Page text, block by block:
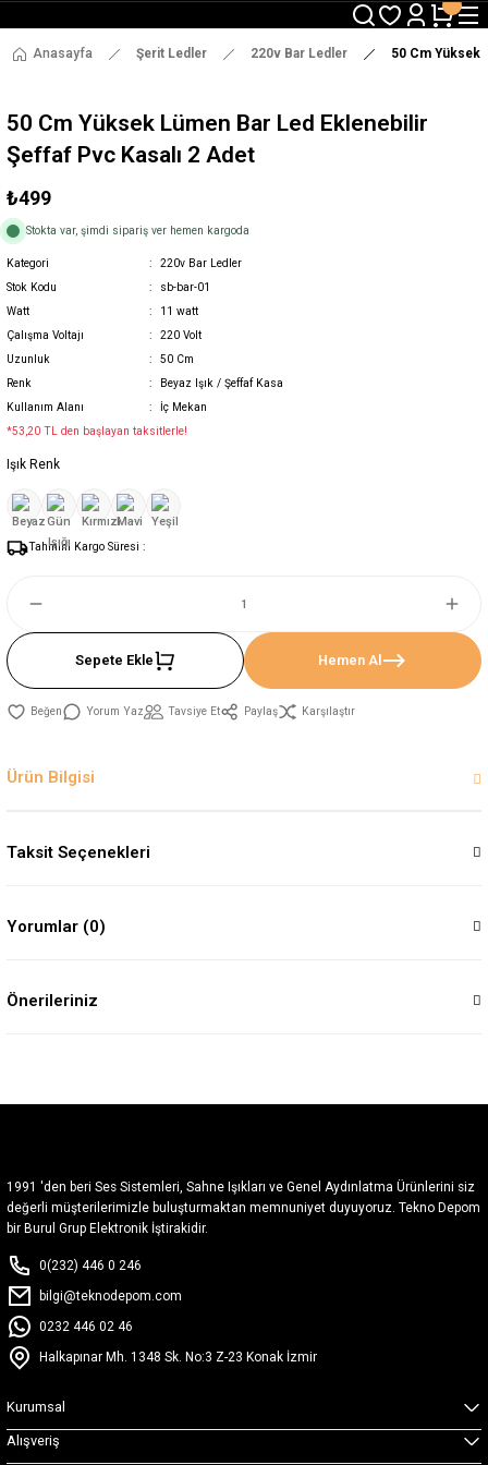
3000 TL ve Üzeri Alışverişlerde Ücretsiz Kargo !
12:00' a Kadar Verilen Siparişlerde Aynı Gün Gönderim !
3000 TL ve Üzeri Alışverişlerde Ücretsiz Kargo !
Anasayfa Şerit Ledler 220v Bar Ledler 50 Cm Yüksek
50 Cm Yüksek Lümen Bar Led Eklenebilir
Şeffaf Pvc Kasalı 2 Adet
₺499
Stokta var, şimdi sipariş ver hemen kargoda
Kategori
220v Bar Ledler
Stok Kodu
sb-bar-01
Watt
11 watt
Çalışma Voltajı
220 Volt
Uzunluk
50 Cm
Renk
Beyaz Işık / Şeffaf Kasa
Kullanım Alanı
İç Mekan
*53,20 TL den başlayan taksitlerle!
Işık Renk
Tahmini Kargo Süresi :
Sepete Ekle Hemen Al
Yorum Yaz Tavsiye Et Paylaş Karşılaştır
Ürün Bilgisi
Taksit Seçenekleri
Yorumlar (0)
Önerileriniz
1991 'den beri Ses Sistemleri, Sahne Işıkları ve Genel Aydınlatma Ürünlerini siz
değerli müşterilerimizle buluşturmaktan memnuniyet duyuyoruz. Tekno Depom
bir Burul Grup Elektronik İştirakidir.
0(232) 446 0 246
bilgi@teknodepom.com
0232 446 02 46
Halkapınar Mh. 1348 Sk. No:3 Z-23 Konak İzmir
Kurumsal
Alışveriş